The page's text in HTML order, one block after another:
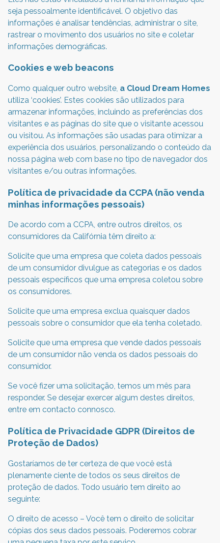
seja pessoalmente identificável. O objetivo das
informações é analisar tendências, administrar o site,
rastrear o movimento dos usuários no site e coletar
informações demográficas.
Cookies e web beacons
Como qualquer outro website, a Cloud Dream Homes
utiliza ‘cookies’. Estes cookies são utilizados para
armazenar informações, incluindo as preferências dos
visitantes e as páginas do site que o visitante acessou
ou visitou. As informações são usadas para otimizar a
experiência dos usuários, personalizando o conteúdo da
nossa página web com base no tipo de navegador dos
visitantes e/ou outras informações.
Política de privacidade da CCPA (não venda
minhas informações pessoais)
De acordo com a CCPA, entre outros direitos, os
consumidores da Califórnia têm direito a:
Solicite que uma empresa que coleta dados pessoais
de um consumidor divulgue as categorias e os dados
pessoais específicos que uma empresa coletou sobre
os consumidores.
Solicite que uma empresa exclua quaisquer dados
pessoais sobre o consumidor que ela tenha coletado.
Solicite que uma empresa que vende dados pessoais
de um consumidor não venda os dados pessoais do
consumidor.
Se você fizer uma solicitação, temos um mês para
responder. Se desejar exercer algum destes direitos,
entre em contacto connosco.
Política de Privacidade GDPR (Direitos de
Proteção de Dados)
Gostaríamos de ter certeza de que você está
plenamente ciente de todos os seus direitos de
proteção de dados. Todo usuário tem direito ao
seguinte:
O direito de acesso – Você tem o direito de solicitar
cópias dos seus dados pessoais. Poderemos cobrar